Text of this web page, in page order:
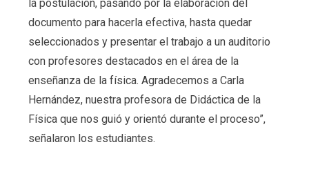
la postulación, pasando por la elaboración del
documento para hacerla efectiva, hasta quedar
seleccionados y presentar el trabajo a un auditorio
con profesores destacados en el área de la
enseñanza de la física. Agradecemos a Carla
Hernández, nuestra profesora de Didáctica de la
Física que nos guió y orientó durante el proceso”,
señalaron los estudiantes.